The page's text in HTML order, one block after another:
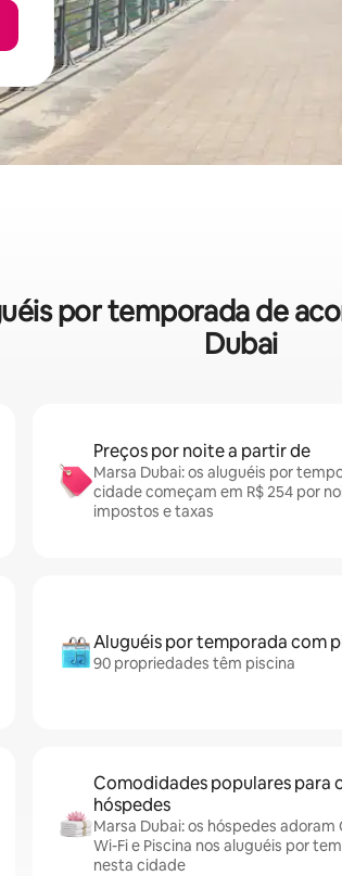
por temporada de
Dubai
Preços por noite a partir de
Marsa Dubai: os aluguéis por
cidade começam em R$ 254 por
impostos e taxas
Aluguéis por temporada com
90 propriedades têm piscina
Comodidades populares para
hóspedes
Marsa Dubai: os hóspedes adoram
Wi-Fi e Piscina nos aluguéis por
nesta cidade